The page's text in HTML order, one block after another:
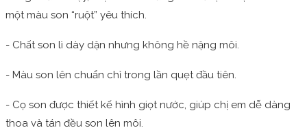
một màu son “ruột” yêu thích.
- Chất son lì dày dặn nhưng không hề nặng môi.
- Màu son lên chuẩn chỉ trong lần quẹt đầu tiên.
- Cọ son được thiết kế hình giọt nước, giúp chị em dễ dàng
thoa và tán đều son lên môi.